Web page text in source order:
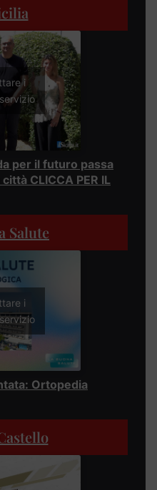
i
per il futuro passa
CLICCA PER IL
Salute
i
Ortopedia